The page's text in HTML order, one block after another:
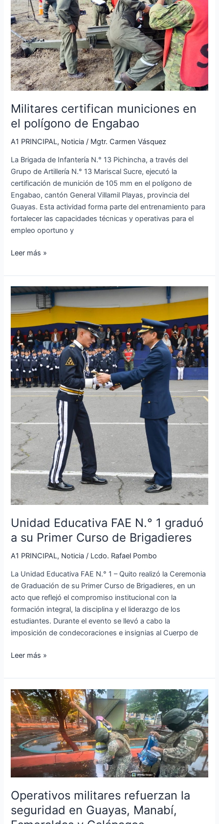
Militares certifican municiones en
el polígono de Engabao
A1 PRINCIPAL, Noticia / Mgtr. Carmen Vásquez
La Brigada de Infantería N.° 13 Pichincha, a través del
Grupo de Artillería N.° 13 Mariscal Sucre, ejecutó la
certificación de munición de 105 mm en el polígono de
Engabao, cantón General Villamil Playas, provincia del
Guayas. Esta actividad forma parte del entrenamiento para
fortalecer las capacidades técnicas y operativas para el
empleo oportuno y
polígono
de
Engabao
Leer más »
Unidad Educativa FAE N.° 1 graduó
a su Primer Curso de Brigadieres
A1 PRINCIPAL, Noticia / Lcdo. Rafael Pombo
La Unidad Educativa FAE N.° 1 – Quito realizó la Ceremonia
de Graduación de su Primer Curso de Brigadieres, en un
acto que reflejó el compromiso institucional con la
formación integral, la disciplina y el liderazgo de los
estudiantes. Durante el evento se llevó a cabo la
imposición de condecoraciones e insignias al Cuerpo de
Unidad
Educativa
FAE
N.
°
1
graduó
a
su
Primer
Curso
de
Brigadieres
Leer más »
Operativos militares refuerzan la
seguridad en Guayas, Manabí,
Operativos
militares
refuerzan
la
seguridad
en
Guayas,
Manabí,
Esmeraldas
y
Galápagos